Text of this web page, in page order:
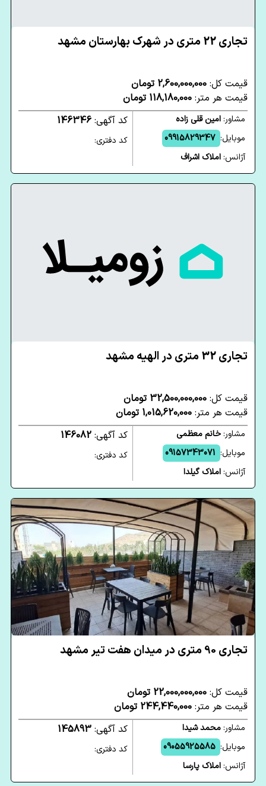
تجاری 22 متری در شهرک بهارستان مشهد
قیمت کل: 2,600,000,000 تومان
قیمت هر متر: 118,180,000 تومان
مشاور:امین قلی زاده
موبایل: 09915829347
آژانس:املاک اشراف
کد آگهی: 146346
کد دفتری:
تجاری 32 متری در الهیه مشهد
قیمت کل: 32,500,000,000 تومان
قیمت هر متر: 1,015,620,000 تومان
مشاور:خانم معظمی
موبایل: 09157343071
آژانس:املاک گیلدا
کد آگهی: 146082
کد دفتری:
تجاری 90 متری در میدان هفت تیر مشهد
قیمت کل: 22,000,000,000 تومان
قیمت هر متر: 244,440,000 تومان
مشاور:محمد شیدا
موبایل: 09055925585
آژانس:املاک پارسا
کد آگهی: 145893
کد دفتری: